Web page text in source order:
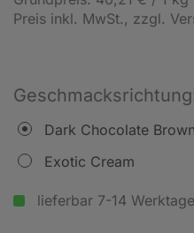
Preis inkl. MwSt., zzgl.
Dark Chocolate
Exotic Cream
lieferbar 7-14 Werktage